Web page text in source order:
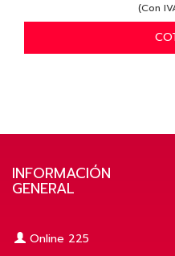
(Con
INFORMACIÓN
GENERAL
Online 225